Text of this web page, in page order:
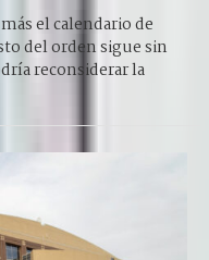
el calendario de
del orden sigue sin
reconsiderar la